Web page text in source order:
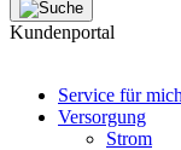
Kundenportal
Service für mich
Versorgung
Strom